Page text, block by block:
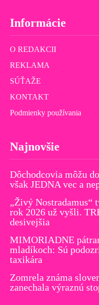
Informácie
O REDAKCII
REKLAMA
SÚŤAŽE
KONTAKT
Podmienky používania
Najnovšie
Dôchodcovia môžu
však JEDNA vec a
„Živý Nostradamus“
rok 2026 už vyšli.
desivejšia
MIMORIADNE
mladíkoch: Sú
taxikára
Zomrela známa
zanechala výraznú